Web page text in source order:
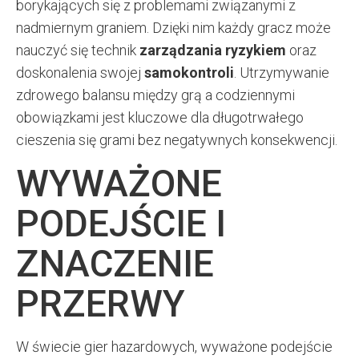
borykających się z problemami związanymi z
nadmiernym graniem. Dzięki nim każdy gracz może
nauczyć się technik zarządzania ryzykiem oraz
doskonalenia swojej samokontroli . Utrzymywanie
zdrowego balansu między grą a codziennymi
obowiązkami jest kluczowe dla długotrwałego
cieszenia się grami bez negatywnych konsekwencji.
WYWAŻONE
PODEJŚCIE I
ZNACZENIE
PRZERWY
W świecie gier hazardowych, wyważone podejście